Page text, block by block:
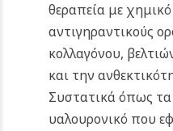
θεραπεία με
αντιγηραντικούς
κολλαγόνου,
και την
Συστατικά όπως τα
υαλουρονικό που